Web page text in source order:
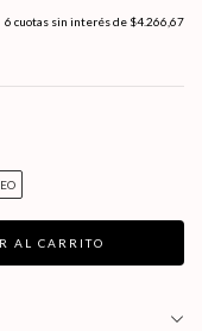
6 cuotas sin interés de $4.266,67